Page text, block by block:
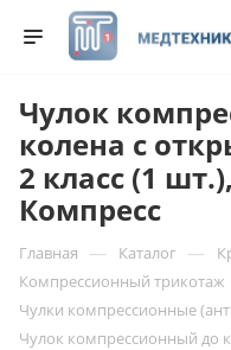
Чулок
колена с
2 класс (1
Компресс
Главная — Каталог —
Компрессионный трикотаж
Чулки компрессионные
Чулок компрессионный до